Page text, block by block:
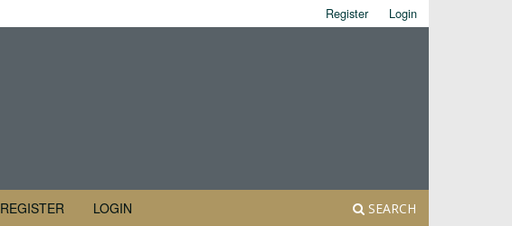
REGISTER LOGIN SEARCH
Register Login